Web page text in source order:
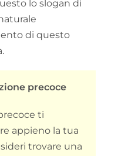
lo slogan di
di questo
precoce
ti
appieno la tua
trovare una